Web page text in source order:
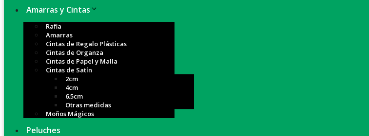
Amarras y Cintas
Rafia
Amarras
Cintas de Regalo Plásticas
Cintas de Organza
Cintas de Papel y Malla
Cintas de Satín
2cm
4cm
6.5cm
Otras medidas
Moños Mágicos
Peluches